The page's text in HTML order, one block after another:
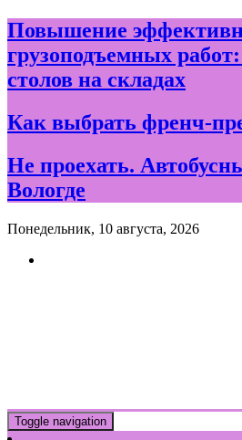
Skip
to
content
Повышение
грузоподъемных
столов на складах
Как выбрать френч-
Не проехать.
Вологде
Понедельник, 10 августа, 2026
Toggle navigation